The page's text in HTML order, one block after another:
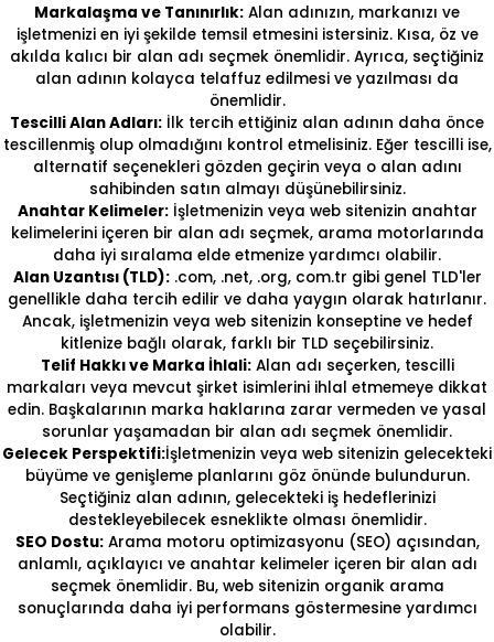
Markalaşma ve Tanınırlık: Alan adınızın, markanızı ve
işletmenizi en iyi şekilde temsil etmesini istersiniz. Kısa, öz ve
akılda kalıcı bir alan adı seçmek önemlidir. Ayrıca, seçtiğiniz
alan adının kolayca telaffuz edilmesi ve yazılması da
önemlidir.
Tescilli Alan Adları: İlk tercih ettiğiniz alan adının daha önce
tescillenmiş olup olmadığını kontrol etmelisiniz. Eğer tescilli ise,
alternatif seçenekleri gözden geçirin veya o alan adını
sahibinden satın almayı düşünebilirsiniz.
Anahtar Kelimeler:İşletmenizin veya web sitenizin anahtar
kelimelerini içeren bir alan adı seçmek, arama motorlarında
daha iyi sıralama elde etmenize yardımcı olabilir.
Alan Uzantısı (TLD):.com, .net, .org, com.tr gibi genel TLD'ler
genellikle daha tercih edilir ve daha yaygın olarak hatırlanır.
Ancak, işletmenizin veya web sitenizin konseptine ve hedef
kitlenize bağlı olarak, farklı bir TLD seçebilirsiniz.
Telif Hakkı ve Marka İhlali:Alan adı seçerken, tescilli
markaları veya mevcut şirket isimlerini ihlal etmemeye dikkat
edin. Başkalarının marka haklarına zarar vermeden ve yasal
sorunlar yaşamadan bir alan adı seçmek önemlidir.
Gelecek Perspektifi:İşletmenizin veya web sitenizin gelecekteki
büyüme ve genişleme planlarını göz önünde bulundurun.
Seçtiğiniz alan adının, gelecekteki iş hedeflerinizi
destekleyebilecek esneklikte olması önemlidir.
SEO Dostu:Arama motoru optimizasyonu (SEO) açısından,
anlamlı, açıklayıcı ve anahtar kelimeler içeren bir alan adı
seçmek önemlidir. Bu, web sitenizin organik arama
sonuçlarında daha iyi performans göstermesine yardımcı
olabilir.